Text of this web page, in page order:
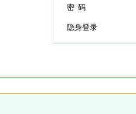
密 码
隐身登录